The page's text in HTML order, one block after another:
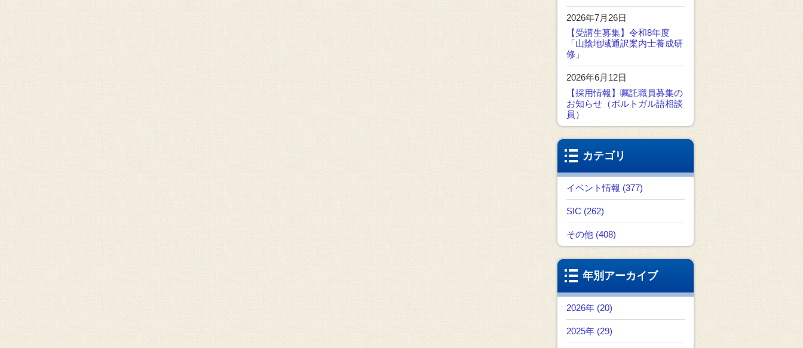
2026年7月26日
【受講生募集】令和8年度
「山陰地域通訳案内士養成研
修」
2026年6月12日
【採用情報】嘱託職員募集の
お知らせ（ポルトガル語相談
員）
カテゴリ
イベント情報 (377)
SIC (262)
その他 (408)
年別アーカイブ
2026年 (20)
2025年 (29)